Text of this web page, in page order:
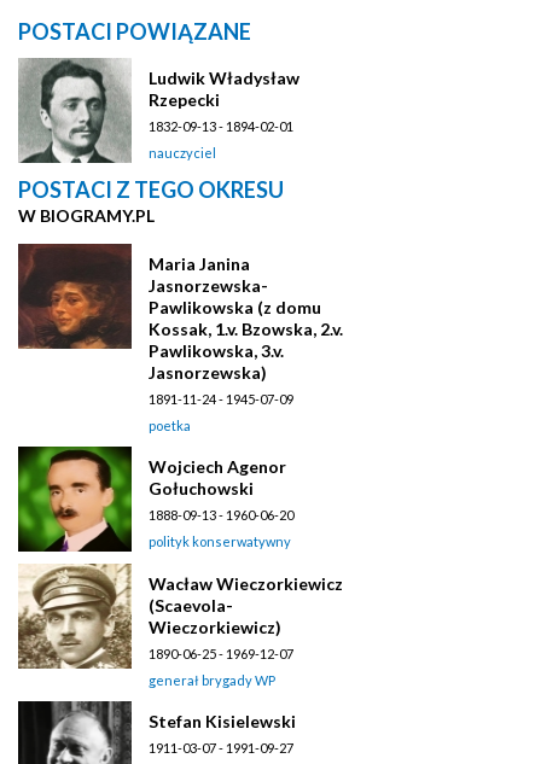
POSTACI POWIĄZANE
Ludwik Władysław
Rzepecki
1832-09-13 - 1894-02-01
nauczyciel
POSTACI Z TEGO OKRESU
W BIOGRAMY.PL
Maria Janina
Jasnorzewska-
Pawlikowska (z domu
Kossak, 1.v. Bzowska, 2.v.
Pawlikowska, 3.v.
Jasnorzewska)
1891-11-24 - 1945-07-09
poetka
Wojciech Agenor
Gołuchowski
1888-09-13 - 1960-06-20
polityk konserwatywny
Wacław Wieczorkiewicz
(Scaevola-
Wieczorkiewicz)
1890-06-25 - 1969-12-07
generał brygady WP
Stefan Kisielewski
1911-03-07 - 1991-09-27